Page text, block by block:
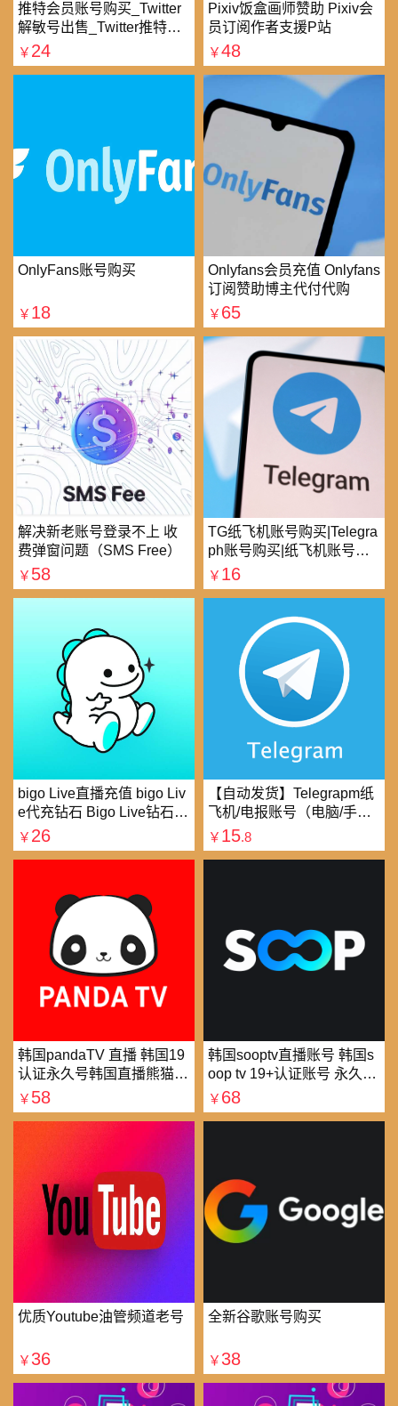
推特会员账号购买_Twitter
解敏号出售_Twitter推特账
号购买批发平台
￥ 24
Pixiv饭盒画师赞助 Pixiv会
员订阅作者支援P站
￥48
OnlyFans账号购买
￥ 18
Onlyfans会员充值 Onlyfans
订阅赞助博主代付代购
￥ 65
解决新老账号登录不上 收
费弹窗问题（SMS Free）
￥ 58
TG纸飞机账号购买|Telegra
ph账号购买|纸飞机账号购
买|电报账号购买
￥ 16
bigo Live直播充值 bigo Liv
e代充钻石 Bigo Live钻石充
值直播礼物钻石代充
￥ 26
【自动发货】Telegrapm纸
飞机/电报账号（电脑/手机
均可以登录）
￥ 15.8
韩国pandaTV 直播 韩国19
认证永久号韩国直播熊猫tv
可改密 一人一号
￥ 58
韩国sooptv直播账号 韩国s
oop tv 19+认证账号 永久使
用
￥ 68
优质Youtube油管频道老号
￥ 36
全新谷歌账号购买
￥ 38